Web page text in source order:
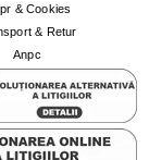
& Cookies
& Retur
Anpc